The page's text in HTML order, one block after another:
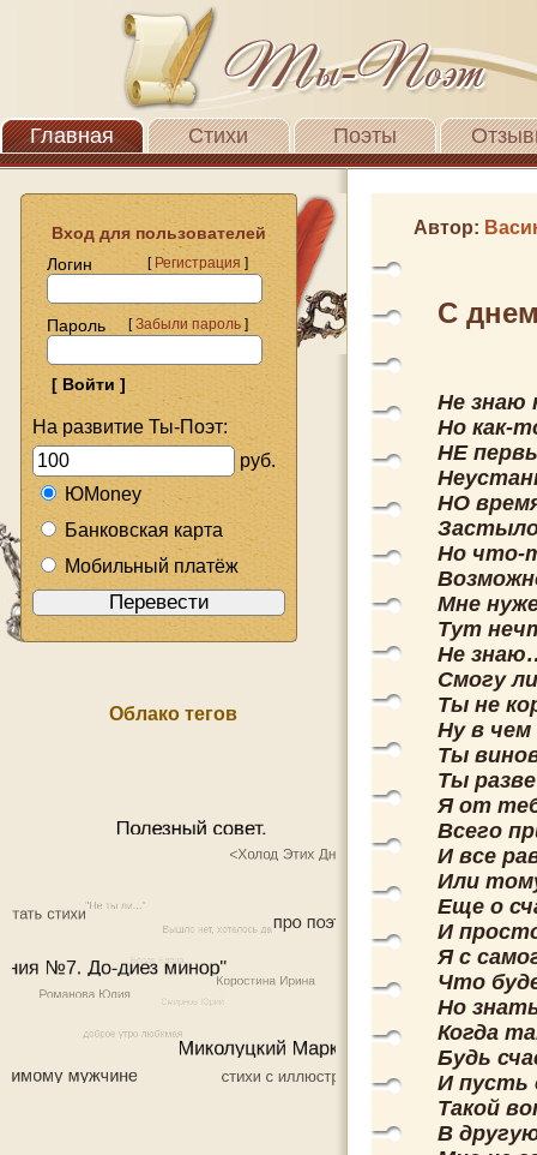
Главная Стихи Поэты
Вход для пользователей
Логин
[Регистрация]
Пароль [Забыли пароль]
На развитие Ты-Поэт:
руб.
ЮMoney
Банковская карта
Мобильный платёж
Облако тегов
Автор:
С
Не знаю
Но как-
НЕ
НО
Но что-
Мне
Тут
Не
Смогу
Ты не
Ну в
Ты
Ты
Я от
Всего
И все
Или
Еще о
И
Я с
Что
Но
Когда
Будь
И пусть
Такой
В